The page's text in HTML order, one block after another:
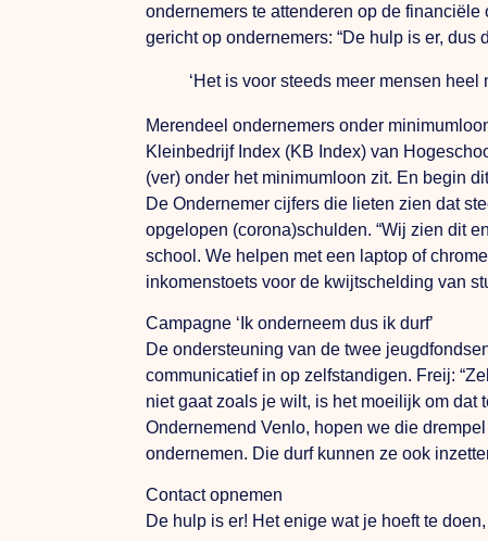
ondernemers te attenderen op de
gericht op ondernemers: “De hulp is er, dus
‘Het is voor steeds meer mensen
Merendeel ondernemers onder
Kleinbedrijf Index (KB Index) van
(ver) onder het minimumloon zit. En begin
De Ondernemer cijfers die lieten zien dat
opgelopen (corona)schulden.“Wij zien dit
school.We helpen met een laptop of
inkomenstoets voor de kwijtschelding van
Campagne ‘Ik onderneem dus ik durf’
De ondersteuning van de twee
communicatief in op zelfstandigen. Freij:
niet gaat zoals je wilt, is het moeilijk om dat
Ondernemend Venlo, hopen we die
ondernemen. Diedurf kunnen ze ook
Contact opnemen
De hulp is er! Hetenige wat je hoeft te